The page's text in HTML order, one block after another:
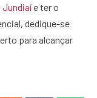
e ter o
dedique-se
para alcançar